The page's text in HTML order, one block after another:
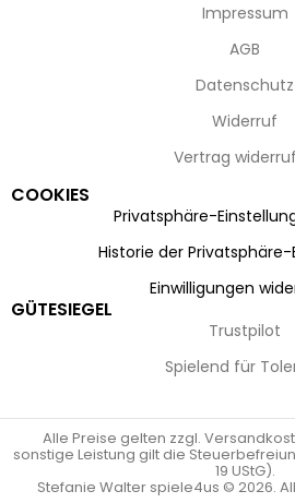
Impressum
AGB
Datenschutz
Widerruf
Vertrag
COOKIES
Privatsphäre-
Historie der
Einwilligungen
GÜTESIEGEL
Trustpilot
Spielend für
Alle Preise gelten zzgl.
sonstige Leistung gilt die
19 UStG).
Stefanie Walter spiele4us © 2026.